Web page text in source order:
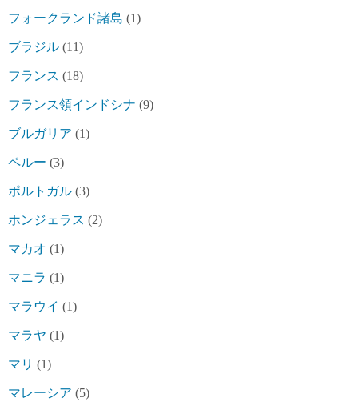
フォークランド諸島 (1)
ブラジル (11)
フランス (18)
フランス領インドシナ (9)
ブルガリア (1)
ペルー (3)
ポルトガル (3)
ホンジェラス (2)
マカオ (1)
マニラ (1)
マラウイ (1)
マラヤ (1)
マリ (1)
マレーシア (5)